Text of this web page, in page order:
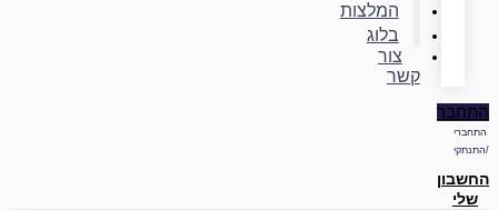
המלצות
בלוג
צור
קשר
התחבר
התחברי
/התנתקי
החשבון
שלי